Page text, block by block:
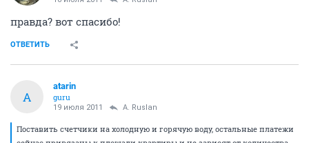
правда? вот спасибо!
ОТВЕТИТЬ
A
atarin
guru
19 июля 2011 A. Ruslan
Поставить счетчики на холодную и горячую воду, остальные платежи